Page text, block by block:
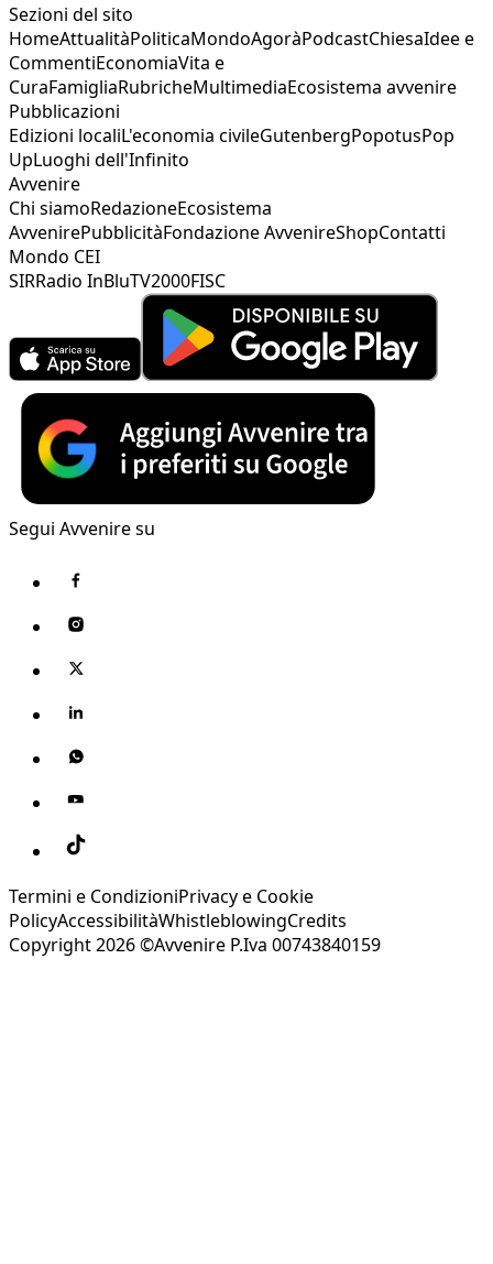
Sezioni del sito
HomeAttualitàPoliticaMondoAgoràPodcastChiesaIdee e
CommentiEconomiaVita e
CuraFamigliaRubricheMultimediaEcosistema avvenire
Pubblicazioni
Edizioni localiL'economia civileGutenbergPopotusPop
UpLuoghi dell'Infinito
Avvenire
Chi siamoRedazioneEcosistema
AvvenirePubblicitàFondazione AvvenireShopContatti
Mondo CEI
SIRRadio InBluTV2000FISC
Segui Avvenire su
Termini e CondizioniPrivacy e Cookie
PolicyAccessibilitàWhistleblowingCredits
Copyright 2026 ©Avvenire P.Iva 00743840159